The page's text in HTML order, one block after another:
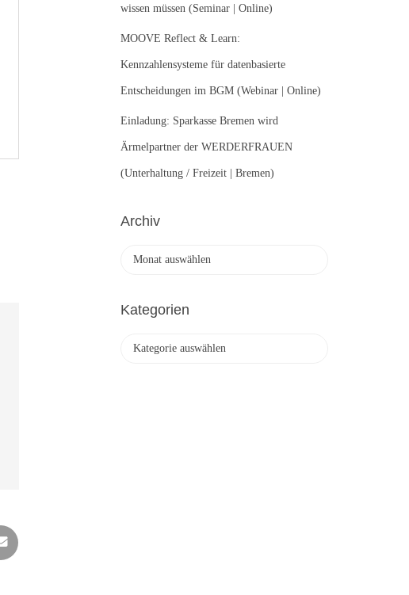
wissen müssen (Seminar | Online)
MOOVE Reflect & Learn:
Kennzahlensysteme für datenbasierte
Entscheidungen im BGM (Webinar | Online)
Einladung: Sparkasse Bremen wird
Ärmelpartner der WERDERFRAUEN
(Unterhaltung / Freizeit | Bremen)
Archiv
h
Kategorien